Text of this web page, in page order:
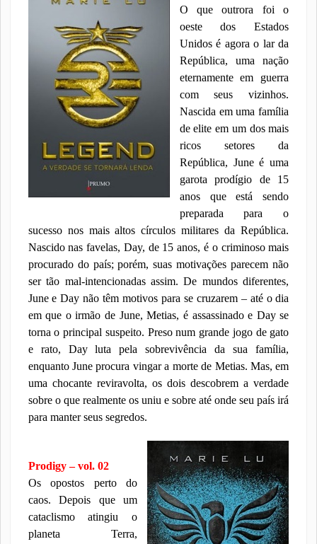
O que outrora foi o
oeste dos Estados
Unidos é agora o lar da
República, uma nação
eternamente em guerra
com seus vizinhos.
Nascida em uma família
de elite em um dos mais
ricos setores da
República, June é uma
garota prodígio de 15
anos que está sendo
preparada para o
sucesso nos mais altos círculos militares da República.
Nascido nas favelas, Day, de 15 anos, é o criminoso mais
procurado do país; porém, suas motivações parecem não
ser tão mal-intencionadas assim. De mundos diferentes,
June e Day não têm motivos para se cruzarem – até o dia
em que o irmão de June, Metias, é assassinado e Day se
torna o principal suspeito. Preso num grande jogo de gato
e rato, Day luta pela sobrevivência da sua família,
enquanto June procura vingar a morte de Metias. Mas, em
uma chocante reviravolta, os dois descobrem a verdade
sobre o que realmente os uniu e sobre até onde seu país irá
para manter seus segredos.
Prodigy – vol. 02
Os opostos perto do
caos. Depois que um
cataclismo atingiu o
planeta Terra,